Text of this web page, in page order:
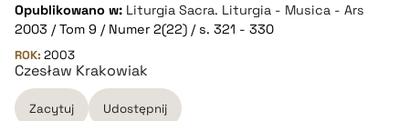
CZYSTY TEKST
pobierz cytat
Opublikowano w: Liturgia Sacra. Liturgia - Musica - Ars
2003 / Tom 9 / Numer 2(22) / s. 321 - 330
ROK: 2003
Czesław Krakowiak
Zacytuj Udostępnij